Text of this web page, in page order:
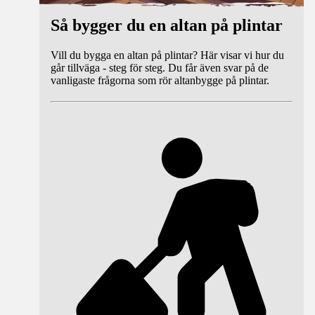
Så bygger du en altan på plintar
Vill du bygga en altan på plintar? Här visar vi hur du
går tillväga - steg för steg. Du får även svar på de
vanligaste frågorna som rör altanbygge på plintar.